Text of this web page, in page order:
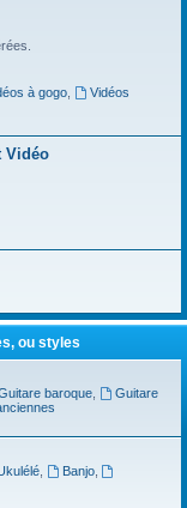
à gogo,
Vidéos
Vidéo
ou styles
baroque,
Guitare
, Banjo,